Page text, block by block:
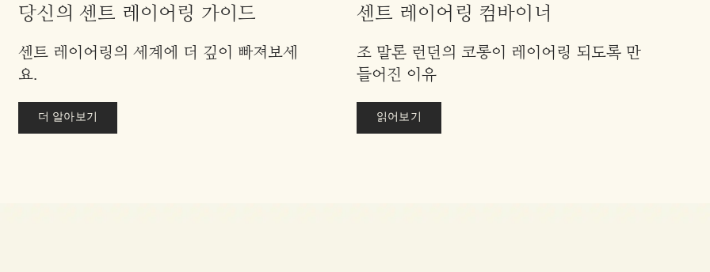
당신의 센트 레이어링 가이드
센트 레이어링의 세계에 더 깊이 빠져보세
요.
더 알아보기
센트 레이어링 컴바이너
조 말론 런던의 코롱이 레이어링 되도록 만
들어진 이유
읽어보기